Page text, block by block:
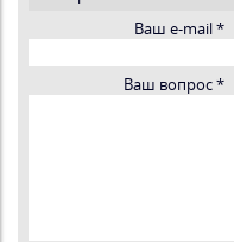
Ваш e-mail*
Ваш вопрос*